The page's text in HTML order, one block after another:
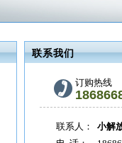
联系我们
订购热线
联系人： 小解